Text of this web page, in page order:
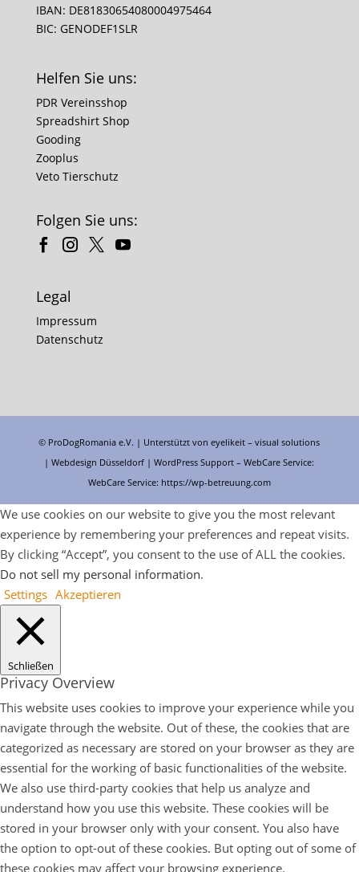
IBAN: DE81830654080004975464
BIC: GENODEF1SLR
Helfen Sie uns:
PDR Vereinsshop
Spreadshirt Shop
Gooding
Zooplus
Veto Tierschutz
Folgen Sie uns:
Legal
Impressum
Datenschutz
© ProDogRomania e.V. | Unterstützt voneyelikeit – visual solutions
| Webdesign Düsseldorf |WordPress Support – WebCare Service:
WebCare Service: https://wp-betreuung.com
We use cookies on our website to give you the most relevant
experience by remembering your preferences and repeat visits.
By clicking “Accept”, you consent to the use of ALL the cookies.
Do not sell my personal information.
Settings Akzeptieren
Schließen
Privacy Overview
This website uses cookies to improve your experience while you
navigate through the website. Out of these, the cookies that are
categorized as necessary are stored on your browser as they are
essential for the working of basic functionalities of the website.
We also use third-party cookies that help us analyze and
understand how you use this website. These cookies will be
stored in your browser only with your consent. You also have
the option to opt-out of these cookies. But opting out of some of
these cookies may affect your browsing experience.